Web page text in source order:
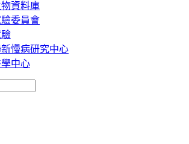
資料庫
委員會
慢病研究中心
中心